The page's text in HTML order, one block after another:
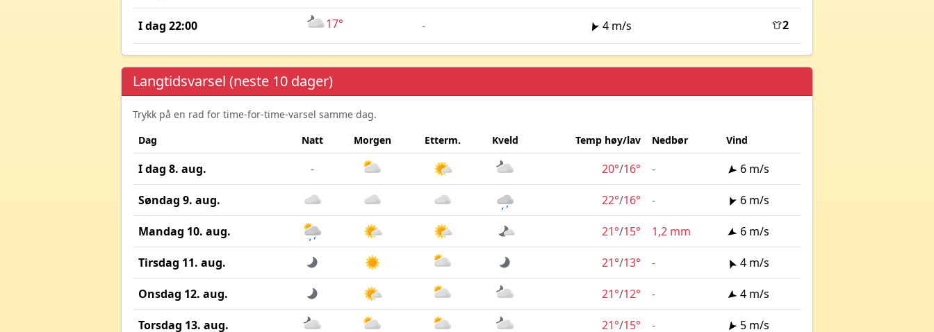
I dag 22:00 17° - 4 m/s 2
Langtidsvarsel (neste 10 dager)
Trykk på en rad for time-for-time-varsel samme dag.
Dag
Natt Morgen Etterm. Kveld Temp høy/lav Nedbør Vind
I dag 8. aug. - 20°/16° - 6 m/s
Søndag 9. aug. 22°/16° - 6 m/s
Mandag 10. aug. 21°/15° 1,2 mm 6 m/s
Tirsdag 11. aug. 21°/13° - 4 m/s
Onsdag 12. aug. 21°/12° - 4 m/s
Torsdag 13. aug. 21°/15° - 5 m/s